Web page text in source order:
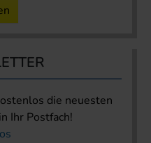
die neuesten
Ihr Postfach!